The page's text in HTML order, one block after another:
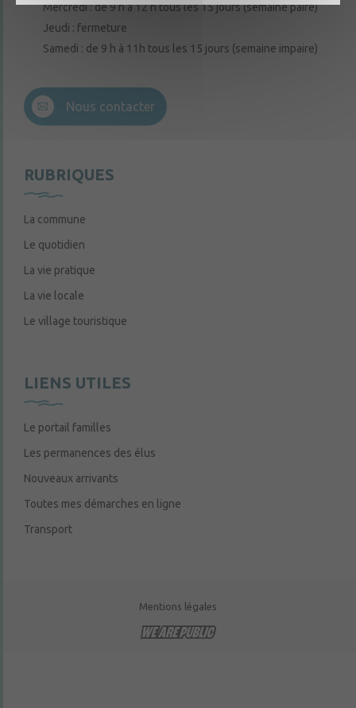
Mercredi : de 9 h à 12 h tous les 15 jours (semaine paire)
Jeudi : fermeture
Samedi : de 9 h à 11h tous les 15 jours (semaine impaire)
Nous contacter
RUBRIQUES
La commune
Le quotidien
La vie pratique
La vie locale
Le village touristique
LIENS UTILES
Le portail familles
Les permanences des élus
Nouveaux arrivants
Toutes mes démarches en ligne
Transport
Mentions légales